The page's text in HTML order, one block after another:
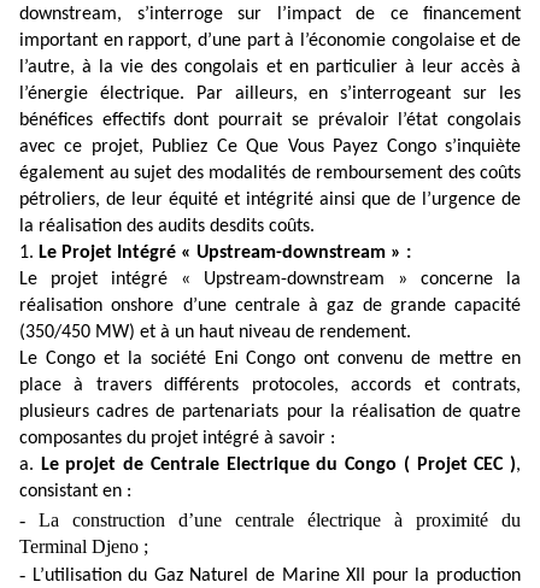
downstream, s’interroge sur l’impact de ce financement
important en rapport, d’une part à l’économie congolaise et de
l’autre, à la vie des congolais et en particulier à leur accès à
l’énergie électrique. Par ailleurs, en s’interrogeant sur les
bénéfices effectifs dont pourrait se prévaloir l’état congolais
avec ce projet, Publiez Ce Que Vous Payez Congo s’inquiète
également au sujet des modalités de remboursement des coûts
pétroliers, de leur équité et intégrité ainsi que de l’urgence de
la réalisation des audits desdits coûts.
1. Le Projet Intégré « Upstream-downstream » :
Le projet intégré « Upstream-downstream » concerne la
réalisation onshore d’une centrale à gaz de grande capacité
(350/450 MW) et à un haut niveau de rendement.
Le Congo et la société Eni Congo ont convenu de mettre en
place à travers différents protocoles, accords et contrats,
plusieurs cadres de partenariats pour la réalisation de quatre
composantes du projet intégré à savoir :
a. Le projet de Centrale Electrique du Congo ( Projet CEC ),
consistant en :
- La construction d’une centrale électrique à proximité du
Terminal Djeno ;
- L’utilisation du Gaz Naturel de Marine XII pour la production